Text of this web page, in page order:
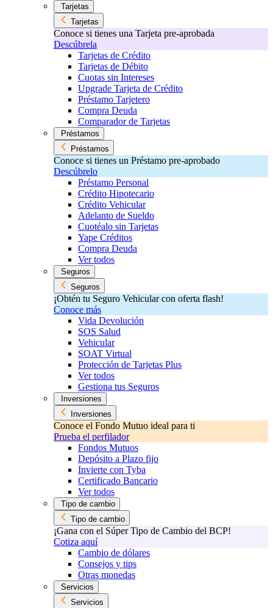
Tarjetas
Tarjetas
Conoce si tienes una Tarjeta pre-aprobada
Descúbrela
Tarjetas de Crédito
Tarjetas de Débito
Cuotas sin Intereses
Upgrade Tarjeta de Crédito
Préstamo Tarjetero
Compra Deuda
Comparador de Tarjetas
Préstamos
Préstamos
Conoce si tienes un Préstamo pre-aprobado
Descúbrelo
Préstamo Personal
Crédito Hipotecario
Crédito Vehicular
Adelanto de Sueldo
Cuotéalo sin Tarjetas
Yape Créditos
Compra Deuda
Ver todos
Seguros
Seguros
¡Obtén tu Seguro Vehicular con oferta flash!
Conoce más
Vida Devolución
SOS Salud
Vehicular
SOAT Virtual
Protección de Tarjetas Plus
Ver todos
Gestiona tus Seguros
Inversiones
Inversiones
Conoce el Fondo Mutuo ideal para ti
Prueba el perfilador
Fondos Mutuos
Depósito a Plazo fijo
Invierte con Tyba
Certificado Bancario
Ver todos
Tipo de cambio
Tipo de cambio
¡Gana con el Súper Tipo de Cambio del BCP!
Cotiza aquí
Cambio de dólares
Consejos y tips
Otras monedas
Servicios
Servicios